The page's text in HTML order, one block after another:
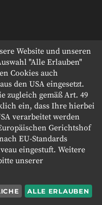
Website und unseren
"Alle Erlauben"
Cookies auch
den USA eingesetzt.
zugleich gemäß Art. 49
ein, dass Ihre hierbei
verarbeitet werden
Gerichtshof
EU-Standards
eingestuft. Weitere
unserer
ALLE ERLAUBEN